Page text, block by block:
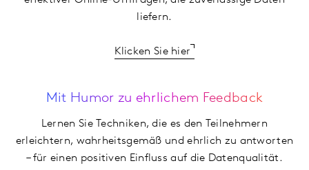
liefern.
Klicken Sie hier
Mit Humor zu ehrlichem Feedback
Lernen Sie Techniken, die es den Teilnehmern
erleichtern, wahrheitsgemäß und ehrlich zu antworten
– für einen positiven Einfluss auf die Datenqualität.